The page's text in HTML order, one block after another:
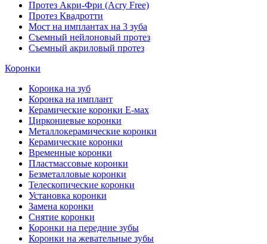
Протез Акри-Фри (Acry Free)
Протез Квадротти
Мост на имплантах на 3 зуба
Съемный нейлоновый протез
Съемный акриловый протез
Коронки
Коронка на зуб
Коронка на имплант
Керамические коронки Е-мах
Циркониевые коронки
Металлокерамические коронки
Керамические коронки
Временные коронки
Пластмассовые коронки
Безметалловые коронки
Телескопические коронки
Установка коронки
Замена коронки
Снятие коронки
Коронки на передние зубы
Коронки на жевательные зубы